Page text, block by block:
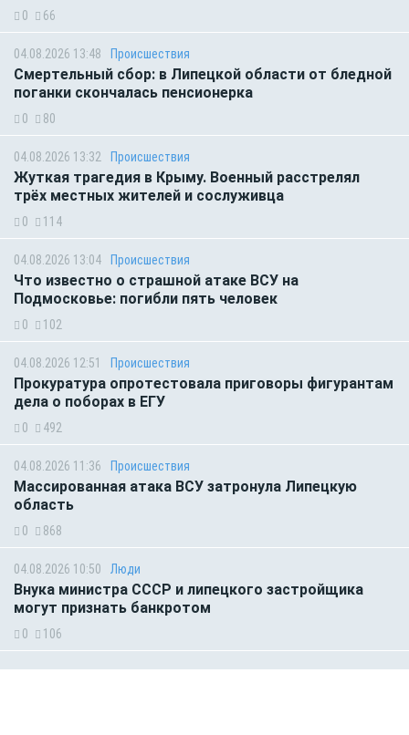
0 66
04.08.2026 13:48 Происшествия
Смертельный сбор: в Липецкой области от бледной
поганки скончалась пенсионерка
0 80
04.08.2026 13:32 Происшествия
Жуткая трагедия в Крыму. Военный расстрелял
трёх местных жителей и сослуживца
0 114
04.08.2026 13:04 Происшествия
Что известно о страшной атаке ВСУ на
Подмосковье: погибли пять человек
0 102
04.08.2026 12:51 Происшествия
Прокуратура опротестовала приговоры фигурантам
дела о поборах в ЕГУ
0 492
04.08.2026 11:36 Происшествия
Массированная атака ВСУ затронула Липецкую
область
0 868
04.08.2026 10:50 Люди
Внука министра СССР и липецкого застройщика
могут признать банкротом
0 106